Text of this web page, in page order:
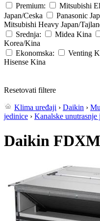
Premium: Mitsubishi
Japan/Ceska
Panasonic
Mitsubishi Heavy Japan/
Srednja:
Midea Kina
Korea/Kina
Ekonomska:
Venting
Hisense Kina
Resetovati filtere
Klima uređaji › Daikin ›
jedinice › Kanalske unutrasnje
Daikin